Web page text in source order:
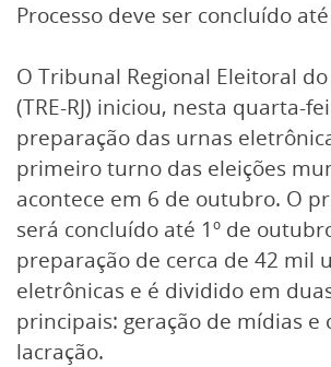
Processo deve ser concluído
O Tribunal Regional Eleitoral
(TRE-RJ) iniciou, nesta quarta-
preparação das urnas
primeiro turno das eleições
acontece em 6 de outubro. O
será concluído até 1º de
preparação de cerca de 42 mil
eletrônicas e é dividido em
principais: geração de mídias e
lacração.